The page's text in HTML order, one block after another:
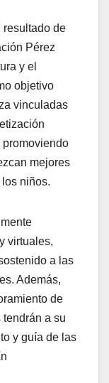
resultado de
Pérez
y el
objetivo
vinculadas
promoviendo
mejores
niños.
virtuales,
a las
Además,
de
a su
y guía de las